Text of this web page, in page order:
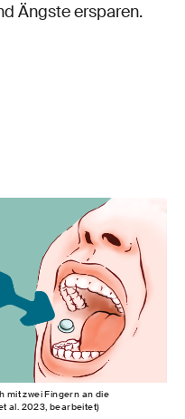
Ängste ersparen.
mit zwei Fingern an die
al. 2023, bearbeitet)